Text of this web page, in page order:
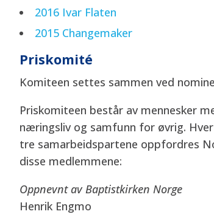
2016 Ivar Flaten
2015 Changemaker
Priskomité
Komiteen settes sammen ved
Priskomiteen består av mennesker
næringsliv og samfunn for øvrig.
tre samarbeidspartene oppfordres
disse medlemmene:
Oppnevnt av Baptistkirken Norge
Henrik Engmo